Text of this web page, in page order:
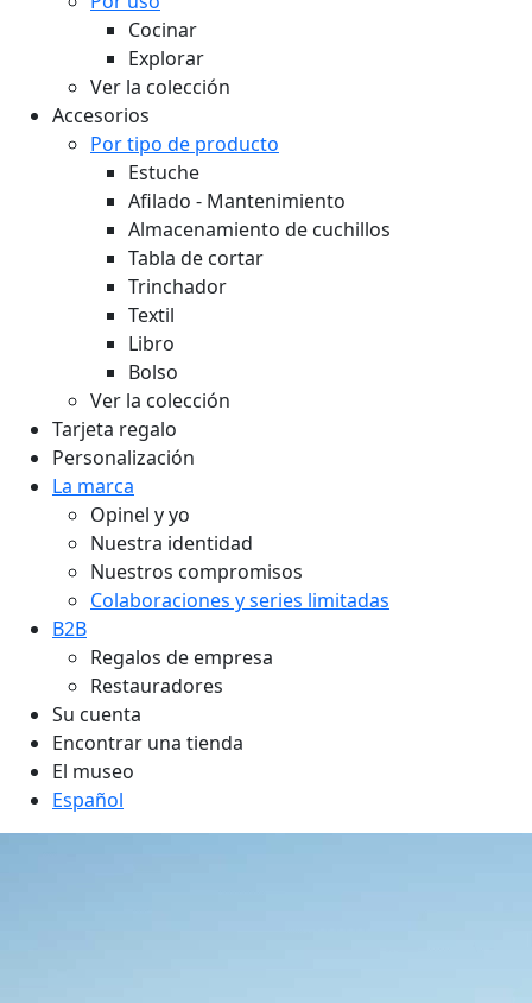
Cocinar
Explorar
Ver la colección
Accesorios
Por tipo de producto
Estuche
Afilado - Mantenimiento
Almacenamiento de cuchillos
Tabla de cortar
Trinchador
Textil
Libro
Bolso
Ver la colección
Tarjeta regalo
Personalización
La marca
Opinel y yo
Nuestra identidad
Nuestros compromisos
Colaboraciones y series limitadas
B2B
Regalos de empresa
Restauradores
Su cuenta
Encontrar una tienda
El museo
Español